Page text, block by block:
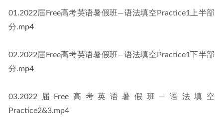
01.2022届Free高考英语暑假班—语法填空Practice1上半部
分.mp4
02.2022届Free高考英语暑假班—语法填空Practice1下半部
分.mp4
03.2022届Free高考英语暑假班—语法填空
Practice2&3.mp4